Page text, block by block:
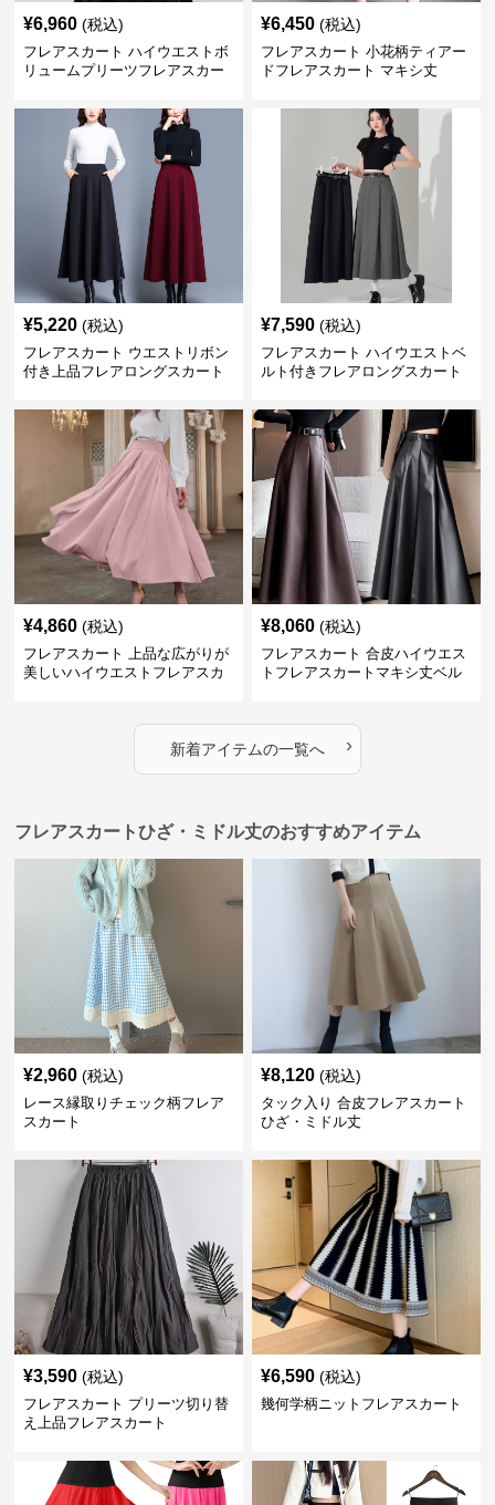
¥6,960 (税込)
フレアスカート ハイウエストボ
リュームプリーツフレアスカー
¥6,450 (税込)
フレアスカート 小花柄ティアー
ドフレアスカート マキシ丈
¥5,220 (税込)
フレアスカート ウエストリボン
付き上品フレアロングスカート
¥7,590 (税込)
フレアスカート ハイウエストベ
ルト付きフレアロングスカート
¥4,860 (税込)
フレアスカート 上品な広がりが
美しいハイウエストフレアスカ
¥8,060 (税込)
フレアスカート 合皮ハイウエス
トフレアスカートマキシ丈ベル
新着アイテムの一覧へ ›
フレアスカートひざ・ミドル丈のおすすめアイテム
¥2,960 (税込)
レース縁取りチェック柄フレア
スカート
¥8,120 (税込)
タック入り 合皮フレアスカート
ひざ・ミドル丈
¥3,590 (税込)
フレアスカート プリーツ切り替
え上品フレアスカート
¥6,590 (税込)
幾何学柄ニットフレアスカート